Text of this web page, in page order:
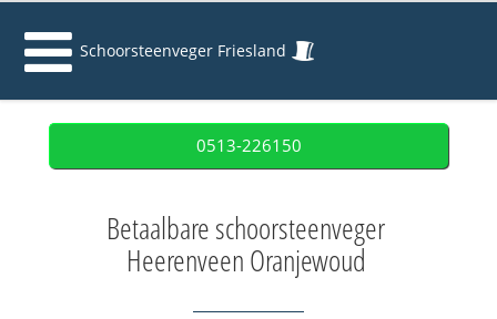
Schoorsteenveger Friesland
0513-226150
Betaalbare schoorsteenveger
Heerenveen Oranjewoud